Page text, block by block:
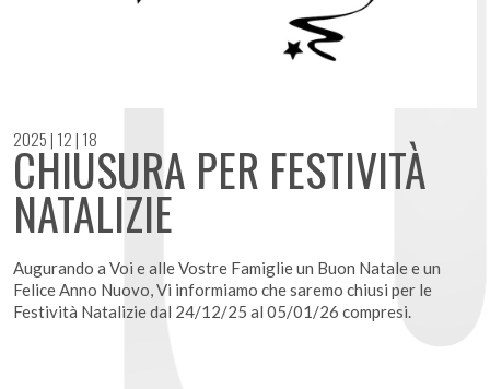
2025 | 12 | 18
CHIUSURA PER FESTIVITÀ
NATALIZIE
Augurando a Voi e alle Vostre Famiglie un Buon Natale e un
Felice Anno Nuovo, Vi informiamo che saremo chiusi per le
Festività Natalizie dal 24/12/25 al 05/01/26 compresi.